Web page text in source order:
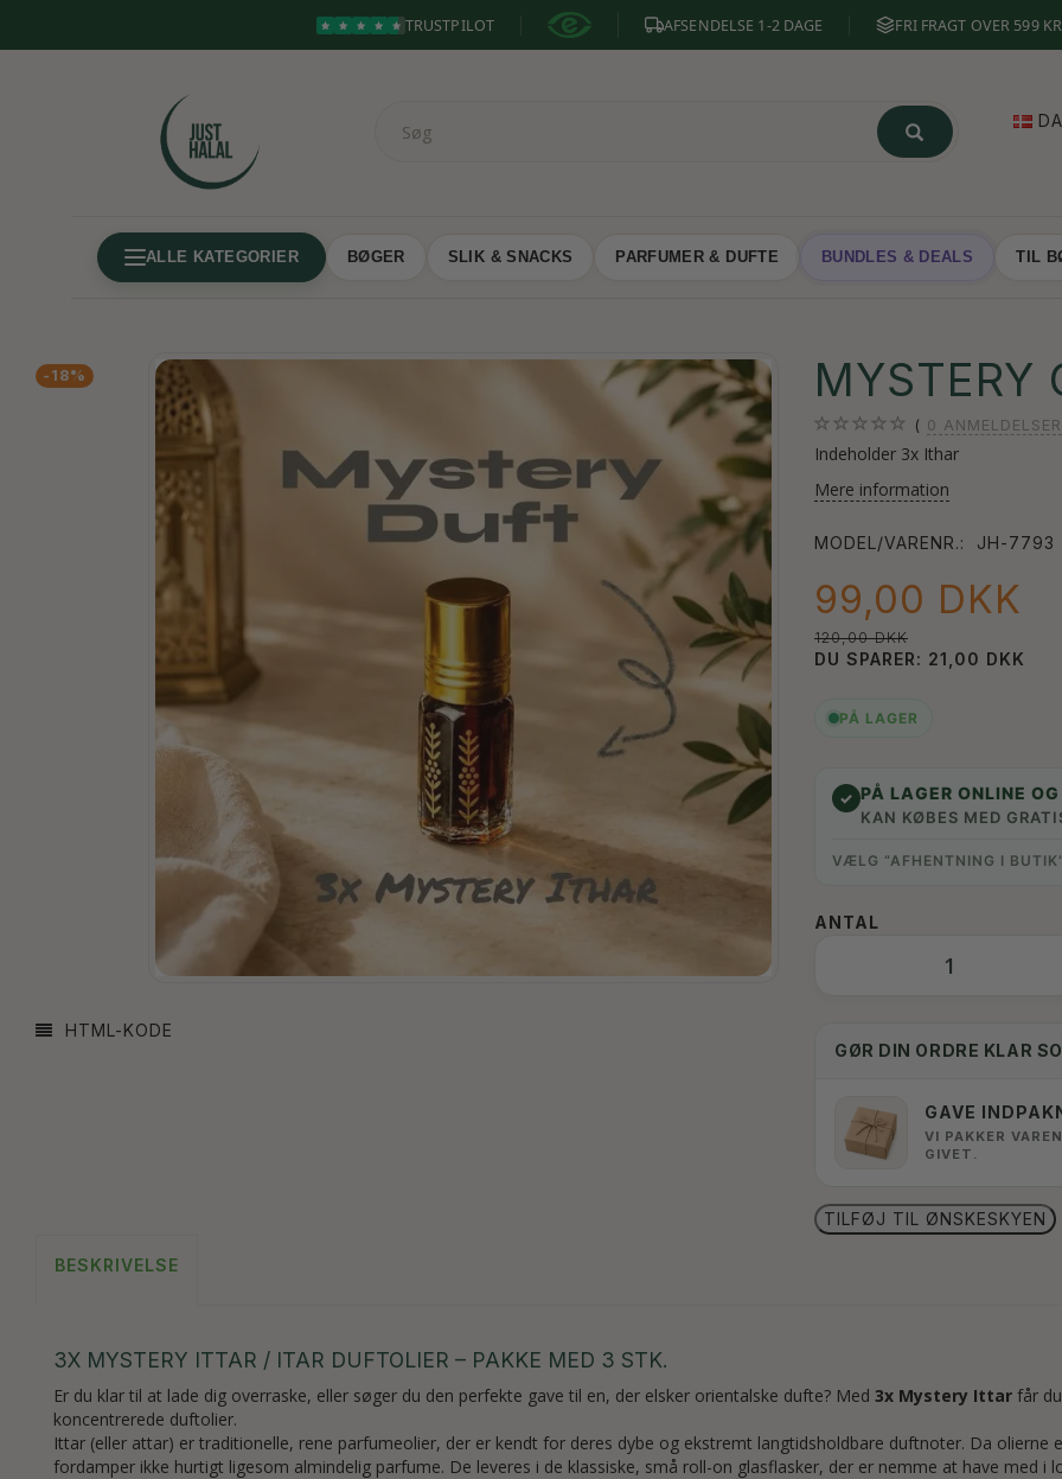
TRUSTPILOT AFSENDELSE 1-2 DAGE FRI FRAGT OVER 599
DA
ALLE KATEGORIER BØGER SLIK & SNACKS PARFUMER & DUFTE BUNDLES & DEALS TIL
-18%
HTML-KODE
MYSTERY
0 ANMELDELSER
Indeholder 3x Ithar
Mere information
MODEL/VARENR.: JH-7793
99,00 DKK
120,00 DKK
DU SPARER: 21,00 DKK
PÅ LAGER
✓ PÅ LAGER ONLINE
KAN KØBES MED
VÆLG “AFHENTNING I
ANTAL
GØR DIN ORDRE KLAR
GAVE
VI PAKKER
GIVET.
TILFØJ TIL ØNSKESKYEN
BESKRIVELSE
3X MYSTERY ITTAR / ITAR DUFTOLIER – PAKKE MED 3 STK.
Er du klar til at lade dig overraske, eller søger du den perfekte gave til en, der elsker orientalske dufte? Med 3x Mystery Ittar får
koncentrerede duftolier.
Ittar (eller attar) er traditionelle, rene parfumeolier, der er kendt for deres dybe og ekstremt langtidsholdbare duftnoter. Da olierne
fordamper ikke hurtigt ligesom almindelig parfume. De leveres i de klassiske, små roll-on glasflasker, der er nemme at have med i